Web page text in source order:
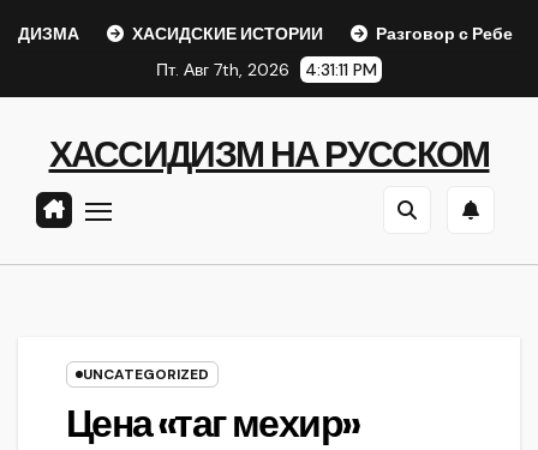
ХАСИДСКИЕ ИСТОРИИ Разговор с Ребе
Пт. Авг 7th, 2026
4:31:11 PM
ХАССИДИЗМ НА РУССКОМ
UNCATEGORIZED
Цена «таг мехир»